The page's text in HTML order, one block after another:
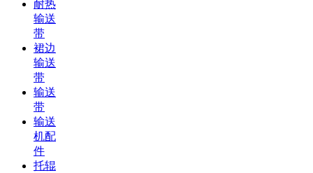
耐热
输送
带
裙边
输送
带
输送
带
输送
机配
件
托辊